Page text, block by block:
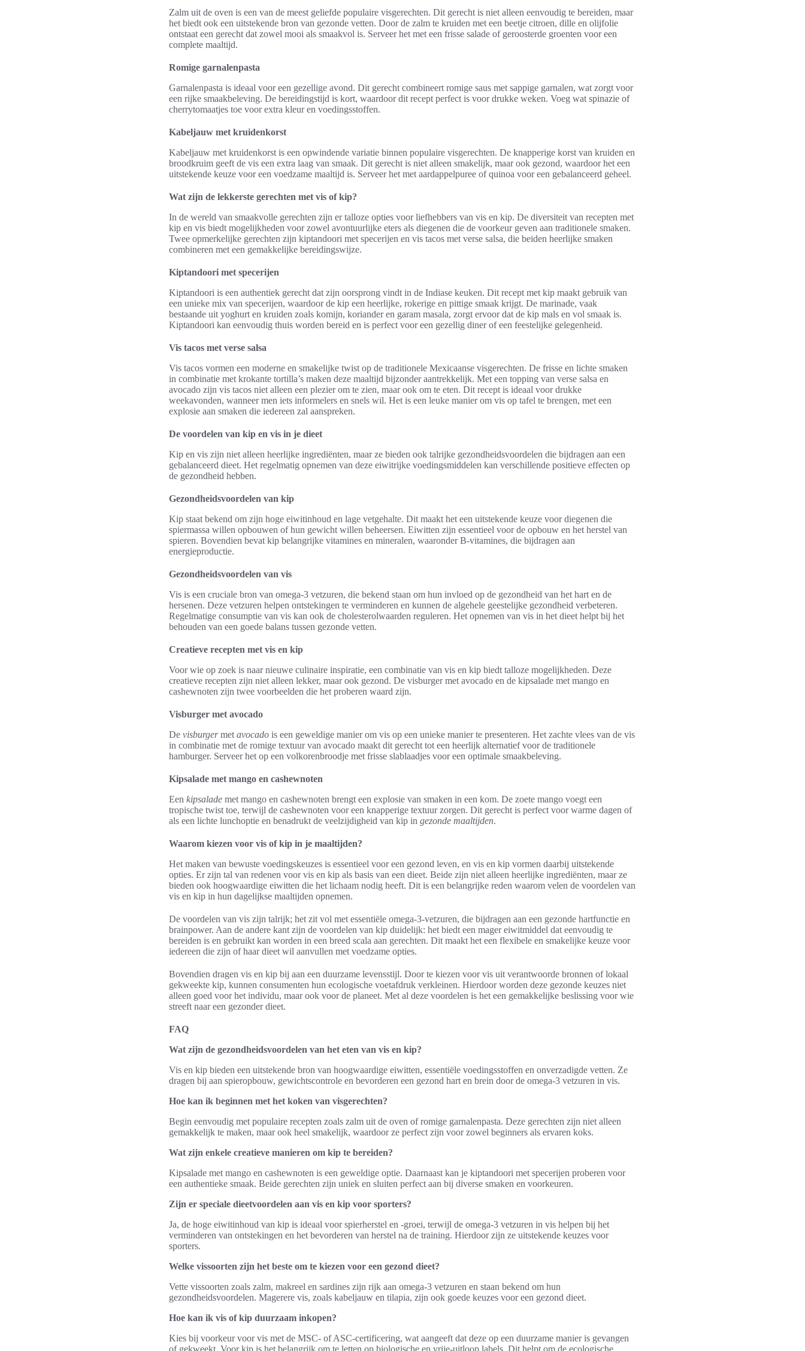
Zalm uit de oven is een van de meest geliefde populaire visgerechten. Dit gerecht is niet alleen eenvoudig te bereiden, maar
het biedt ook een uitstekende bron van gezonde vetten. Door de zalm te kruiden met een beetje citroen, dille en olijfolie
ontstaat een gerecht dat zowel mooi als smaakvol is. Serveer het met een frisse salade of geroosterde groenten voor een
complete maaltijd.
Romige garnalenpasta
Garnalenpasta is ideaal voor een gezellige avond. Dit gerecht combineert romige saus met sappige garnalen, wat zorgt voor
een rijke smaakbeleving. De bereidingstijd is kort, waardoor dit recept perfect is voor drukke weken. Voeg wat spinazie of
cherrytomaatjes toe voor extra kleur en voedingsstoffen.
Kabeljauw met kruidenkorst
Kabeljauw met kruidenkorst is een opwindende variatie binnen populaire visgerechten. De knapperige korst van kruiden en
broodkruim geeft de vis een extra laag van smaak. Dit gerecht is niet alleen smakelijk, maar ook gezond, waardoor het een
uitstekende keuze voor een voedzame maaltijd is. Serveer het met aardappelpuree of quinoa voor een gebalanceerd geheel.
Wat zijn de lekkerste gerechten met vis of kip?
In de wereld van smaakvolle gerechten zijn er talloze opties voor liefhebbers van vis en kip. De diversiteit van recepten met
kip en vis biedt mogelijkheden voor zowel avontuurlijke eters als diegenen die de voorkeur geven aan traditionele smaken.
Twee opmerkelijke gerechten zijn kiptandoori met specerijen en vis tacos met verse salsa, die beiden heerlijke smaken
combineren met een gemakkelijke bereidingswijze.
Kiptandoori met specerijen
Kiptandoori is een authentiek gerecht dat zijn oorsprong vindt in de Indiase keuken. Dit recept met kip maakt gebruik van
een unieke mix van specerijen, waardoor de kip een heerlijke, rokerige en pittige smaak krijgt. De marinade, vaak
bestaande uit yoghurt en kruiden zoals komijn, koriander en garam masala, zorgt ervoor dat de kip mals en vol smaak is.
Kiptandoori kan eenvoudig thuis worden bereid en is perfect voor een gezellig diner of een feestelijke gelegenheid.
Vis tacos met verse salsa
Vis tacos vormen een moderne en smakelijke twist op de traditionele Mexicaanse visgerechten. De frisse en lichte smaken
in combinatie met krokante tortilla’s maken deze maaltijd bijzonder aantrekkelijk. Met een topping van verse salsa en
avocado zijn vis tacos niet alleen een plezier om te zien, maar ook om te eten. Dit recept is ideaal voor drukke
weekavonden, wanneer men iets informelers en snels wil. Het is een leuke manier om vis op tafel te brengen, met een
explosie aan smaken die iedereen zal aanspreken.
De voordelen van kip en vis in je dieet
Kip en vis zijn niet alleen heerlijke ingrediënten, maar ze bieden ook talrijke gezondheidsvoordelen die bijdragen aan een
gebalanceerd dieet. Het regelmatig opnemen van deze eiwitrijke voedingsmiddelen kan verschillende positieve effecten op
de gezondheid hebben.
Gezondheidsvoordelen van kip
Kip staat bekend om zijn hoge eiwitinhoud en lage vetgehalte. Dit maakt het een uitstekende keuze voor diegenen die
spiermassa willen opbouwen of hun gewicht willen beheersen. Eiwitten zijn essentieel voor de opbouw en het herstel van
spieren. Bovendien bevat kip belangrijke vitamines en mineralen, waaronder B-vitamines, die bijdragen aan
energieproductie.
Gezondheidsvoordelen van vis
Vis is een cruciale bron van omega-3 vetzuren, die bekend staan om hun invloed op de gezondheid van het hart en de
hersenen. Deze vetzuren helpen ontstekingen te verminderen en kunnen de algehele geestelijke gezondheid verbeteren.
Regelmatige consumptie van vis kan ook de cholesterolwaarden reguleren. Het opnemen van vis in het dieet helpt bij het
behouden van een goede balans tussen gezonde vetten.
Creatieve recepten met vis en kip
Voor wie op zoek is naar nieuwe culinaire inspiratie, een combinatie van vis en kip biedt talloze mogelijkheden. Deze
creatieve recepten zijn niet alleen lekker, maar ook gezond. De visburger met avocado en de kipsalade met mango en
cashewnoten zijn twee voorbeelden die het proberen waard zijn.
Visburger met avocado
De visburgermet avocado is een geweldige manier om vis op een unieke manier te presenteren. Het zachte vlees van de vis
in combinatie met de romige textuur van avocado maakt dit gerecht tot een heerlijk alternatief voor de traditionele
hamburger. Serveer het op een volkorenbroodje met frisse slablaadjes voor een optimale smaakbeleving.
Kipsalade met mango en cashewnoten
Een kipsalade met mango en cashewnoten brengt een explosie van smaken in een kom. De zoete mango voegt een
tropische twist toe, terwijl de cashewnoten voor een knapperige textuur zorgen. Dit gerecht is perfect voor warme dagen of
als een lichte lunchoptie en benadrukt de veelzijdigheid van kip in gezonde maaltijden.
Waarom kiezen voor vis of kip in je maaltijden?
Het maken van bewuste voedingskeuzes is essentieel voor een gezond leven, en vis en kip vormen daarbij uitstekende
opties. Er zijn tal van redenen voor vis en kip als basis van een dieet. Beide zijn niet alleen heerlijke ingrediënten, maar ze
bieden ook hoogwaardige eiwitten die het lichaam nodig heeft. Dit is een belangrijke reden waarom velen de voordelen van
vis en kip in hun dagelijkse maaltijden opnemen.
De voordelen van vis zijn talrijk; het zit vol met essentiële omega-3-vetzuren, die bijdragen aan een gezonde hartfunctie en
brainpower. Aan de andere kant zijn de voordelen van kip duidelijk: het biedt een mager eiwitmiddel dat eenvoudig te
bereiden is en gebruikt kan worden in een breed scala aan gerechten. Dit maakt het een flexibele en smakelijke keuze voor
iedereen die zijn of haar dieet wil aanvullen met voedzame opties.
Bovendien dragen vis en kip bij aan een duurzame levensstijl. Door te kiezen voor vis uit verantwoorde bronnen of lokaal
gekweekte kip, kunnen consumenten hun ecologische voetafdruk verkleinen. Hierdoor worden deze gezonde keuzes niet
alleen goed voor het individu, maar ook voor de planeet. Met al deze voordelen is het een gemakkelijke beslissing voor wie
streeft naar een gezonder dieet.
FAQ
Wat zijn de gezondheidsvoordelen van het eten van vis en kip?
Vis en kip bieden een uitstekende bron van hoogwaardige eiwitten, essentiële voedingsstoffen en onverzadigde vetten. Ze
dragen bij aan spieropbouw, gewichtscontrole en bevorderen een gezond hart en brein door de omega-3 vetzuren in vis.
Hoe kan ik beginnen met het koken van visgerechten?
Begin eenvoudig met populaire recepten zoals zalm uit de oven of romige garnalenpasta. Deze gerechten zijn niet alleen
gemakkelijk te maken, maar ook heel smakelijk, waardoor ze perfect zijn voor zowel beginners als ervaren koks.
Wat zijn enkele creatieve manieren om kip te bereiden?
Kipsalade met mango en cashewnoten is een geweldige optie. Daarnaast kan je kiptandoori met specerijen proberen voor
een authentieke smaak. Beide gerechten zijn uniek en sluiten perfect aan bij diverse smaken en voorkeuren.
Zijn er speciale dieetvoordelen aan vis en kip voor sporters?
Ja, de hoge eiwitinhoud van kip is ideaal voor spierherstel en -groei, terwijl de omega-3 vetzuren in vis helpen bij het
verminderen van ontstekingen en het bevorderen van herstel na de training. Hierdoor zijn ze uitstekende keuzes voor
sporters.
Welke vissoorten zijn het beste om te kiezen voor een gezond dieet?
Vette vissoorten zoals zalm, makreel en sardines zijn rijk aan omega-3 vetzuren en staan bekend om hun
gezondheidsvoordelen. Magerere vis, zoals kabeljauw en tilapia, zijn ook goede keuzes voor een gezond dieet.
Hoe kan ik vis of kip duurzaam inkopen?
Kies bij voorkeur voor vis met de MSC- of ASC-certificering, wat aangeeft dat deze op een duurzame manier is gevangen
of gekweekt. Voor kip is het belangrijk om te letten op biologische en vrije-uitloop labels. Dit helpt om de ecologische